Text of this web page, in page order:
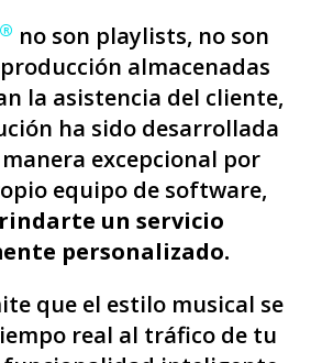
® no son playlists, no son
almacenadas
la asistencia del cliente,
ha sido desarrollada
manera excepcional por
equipo de software,
un servicio
personalizado.
que el estilo musical se
real al tráfico de tu